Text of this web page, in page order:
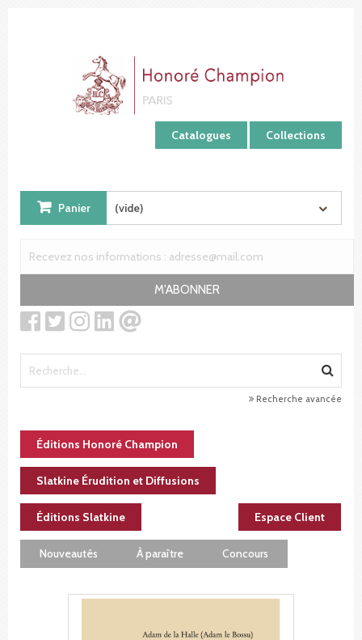
Catalogues Collections
Panier (vide)
M'ABONNER
Recherche avancée
Éditions Honoré Champion
Slatkine Érudition et Diffusions
Éditions Slatkine Espace Client
Nouveautés À paraître Concours